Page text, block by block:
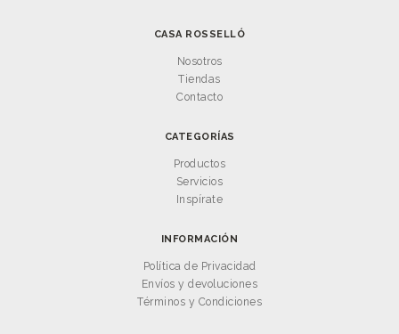
CASA ROSSELLÓ
Nosotros
Tiendas
Contacto
CATEGORÍAS
Productos
Servicios
Inspírate
INFORMACIÓN
Política de Privacidad
Envíos y devoluciones
Términos y Condiciones